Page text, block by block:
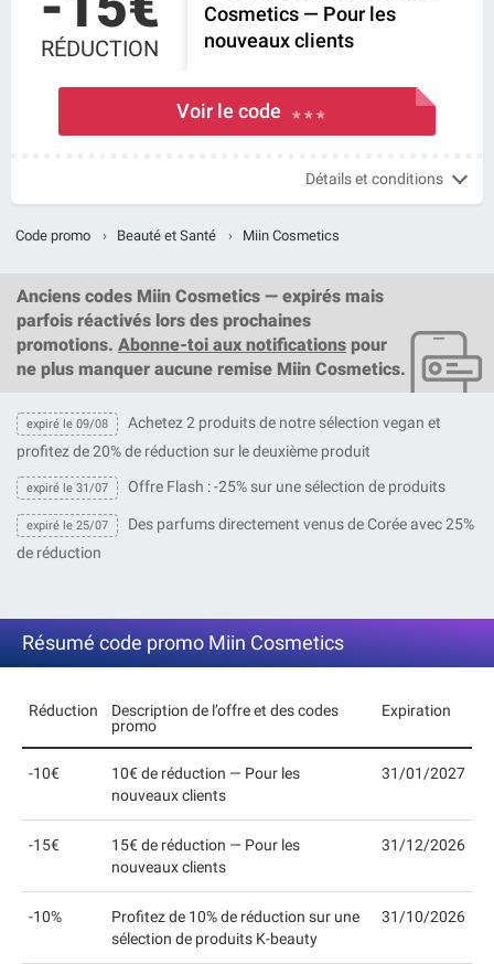
RÉDUCTION
Cosmetics — Pour les
nouveaux clients
Voir le code * * *
Détails et conditions
Code promo › Beauté et Santé › Miin Cosmetics
Anciens codes Miin Cosmetics — expirés mais
parfois réactivés lors des prochaines
promotions. Abonne-toi aux notifications pour
ne plus manquer aucune remise Miin Cosmetics.
expiré le 09/08
Achetez 2 produits de notre sélection vegan et
profitez de 20% de réduction sur le deuxième produit
expiré le 31/07 Offre Flash : -25% sur une sélection de produits
expiré le 25/07
Des parfums directement venus de Corée avec 25%
de réduction
Résumé code promo Miin Cosmetics
Réduction
Description de l’offre et des codes
promo
Expiration
-10€
10€ de réduction — Pour les
nouveaux clients
31/01/2027
-15€
15€ de réduction — Pour les
nouveaux clients
31/12/2026
-10%
Profitez de 10% de réduction sur une
sélection de produits K-beauty
31/10/2026